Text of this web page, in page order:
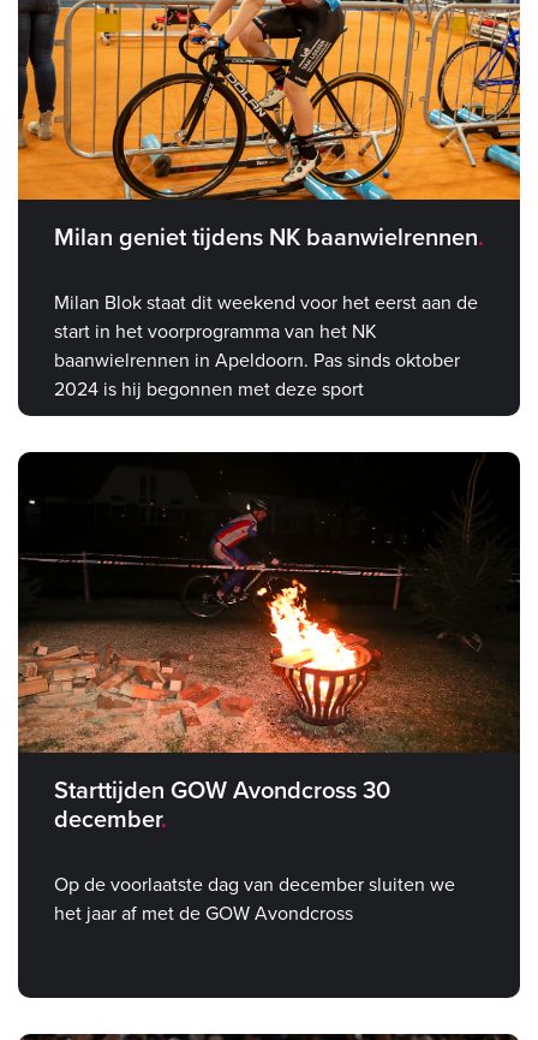
Milan geniet tijdens NK baanwielrennen
Milan Blok staat dit weekend voor het eerst aan de
start in het voorprogramma van het NK
baanwielrennen in Apeldoorn. Pas sinds oktober
2024 is hij begonnen met deze sport
Starttijden GOW Avondcross 30
december
Op de voorlaatste dag van december sluiten we
het jaar af met de GOW Avondcross